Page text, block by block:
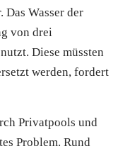
Wasser der
von drei
Diese müssten
werden, fordert
Privatpools und
Problem. Rund